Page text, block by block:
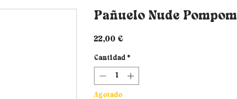
Pañuelo Nude Pompom
22,00 €
Cantidad *
Agotado